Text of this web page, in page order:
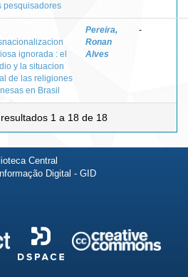
pesquisadores
ignorada : el
y la situacion
de las religiones
en Brasil
Pereira,
Ronan
Alves
-
1 a 18 de 18
Central
Digital - GID